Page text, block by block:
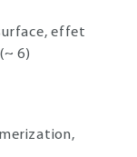
effet
6)